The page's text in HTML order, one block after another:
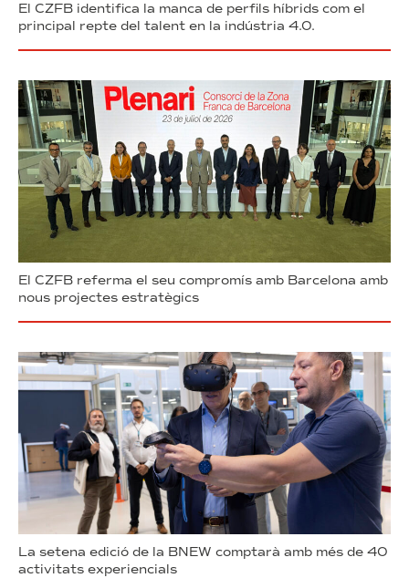
El CZFB identifica la manca de perfils híbrids com el
principal repte del talent en la indústria 4.0.
El CZFB referma el seu compromís amb Barcelona amb
nous projectes estratègics
La setena edició de la BNEW comptarà amb més de 40
activitats experiencials